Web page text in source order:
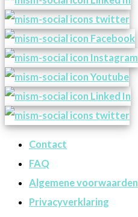
Contact
FAQ
Algemene voorwaarden
Privacyverklaring